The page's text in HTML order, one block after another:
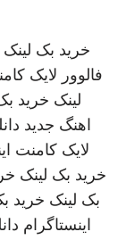
خرید بک لینک
فالوور لایک
لینک خرید
اهنگ جدید
لایک کامنت
خرید بک لینک
بک لینک خرید
اینستاگرام